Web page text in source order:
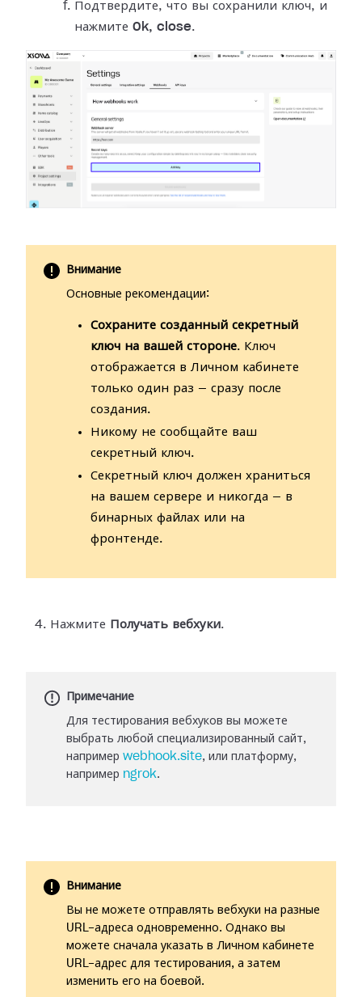
Подтвердите, что вы сохранили ключ, и
нажмите Ok, close.
Внимание
Основные рекомендации:
Сохраните созданный секретный
ключ на вашей стороне. Ключ
отображается в Личном кабинете
только один раз — сразу после
создания.
Никому не сообщайте ваш
секретный ключ.
Секретный ключ должен храниться
на вашем сервере и никогда — в
бинарных файлах или на
фронтенде.
Нажмите Получать вебхуки.
Примечание
Для тестирования вебхуков вы можете
выбрать любой специализированный сайт,
например webhook.site, или платформу,
например ngrok.
Внимание
Вы не можете отправлять вебхуки на разные
URL-адреса одновременно. Однако вы
можете сначала указать в Личном кабинете
URL-адрес для тестирования, а затем
изменить его на боевой.